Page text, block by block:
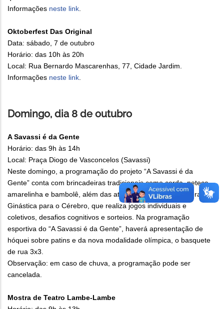
Informações neste link.
Oktoberfest Das Original
Data: sábado, 7 de outubro
Horário: das 10h às 20h
Local: Rua Bernardo Mascarenhas, 77, Cidade Jardim.
Informações neste link.
Domingo, dia 8 de outubro
A Savassi é da Gente
Horário: das 9h às 14h
Local: Praça Diogo de Vasconcelos (Savassi)
Neste domingo, a programação do projeto “A Savassi é da
Gente” conta com brincadeiras tradicionais como corda, peteca,
amarelinha e bambolê, além das atividades do grupo Supera –
Ginástica para o Cérebro, que realiza jogos individuais e
coletivos, desafios cognitivos e sorteios. Na programação
esportiva do “A Savassi é da Gente”, haverá apresentação de
hóquei sobre patins e da nova modalidade olímpica, o basquete
de rua 3x3.
Observação: em caso de chuva, a programação pode ser
cancelada.
Mostra de Teatro Lambe-Lambe